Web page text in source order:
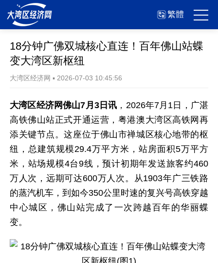
繁體
18分钟广佛双城核心直连！百年佛山站蝶
变大湾区新枢纽
大湾区经济网 ▪ 2026-07-03 10:45:56
大湾区经济网佛山7月3日讯 ，2026年7月1日，广湛
高铁佛山站正式开通运营，粤港澳大湾区高铁网再
添关键节点。这座位于佛山市禅城区核心地带的枢
纽，总建筑规模29.4万平方米，站房面积5万平方
米，站场规模4台9线，预计初期年发送旅客约460
万人次，远期可达600万人次。从1903年广三铁路
的蒸汽机车，到如今350公里时速的复兴号高铁穿越
中心城区，佛山站完成了一次跨越百年的华丽蝶
变。